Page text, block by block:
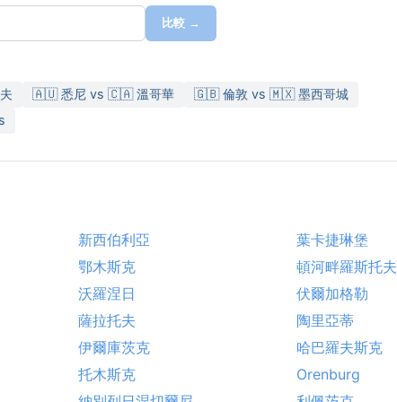
比較 →
🇦🇺 悉尼 vs 🇨🇦 溫哥華
🇬🇧 倫敦 vs 🇲🇽 墨西哥城
新西伯利亞
葉卡捷琳堡
鄂木斯克
頓河畔羅斯托夫
沃羅涅日
伏爾加格勒
薩拉托夫
陶里亞蒂
伊爾庫茨克
哈巴羅夫斯克
托木斯克
Orenburg